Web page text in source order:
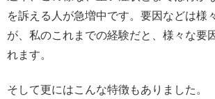
を訴える人が急増中です。要因などは様
が、私のこれまでの経験だと、様々な要
れます。
そして更にはこんな特徴もありました。